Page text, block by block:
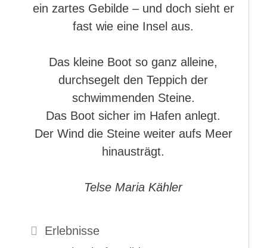
ein zartes Gebilde – und doch sieht er
fast wie eine Insel aus.
Das kleine Boot so ganz alleine,
durchsegelt den Teppich der
schwimmenden Steine.
Das Boot sicher im Hafen anlegt.
Der Wind die Steine weiter aufs Meer
hinausträgt.
Telse Maria Kähler
Kategorien
Erlebnisse